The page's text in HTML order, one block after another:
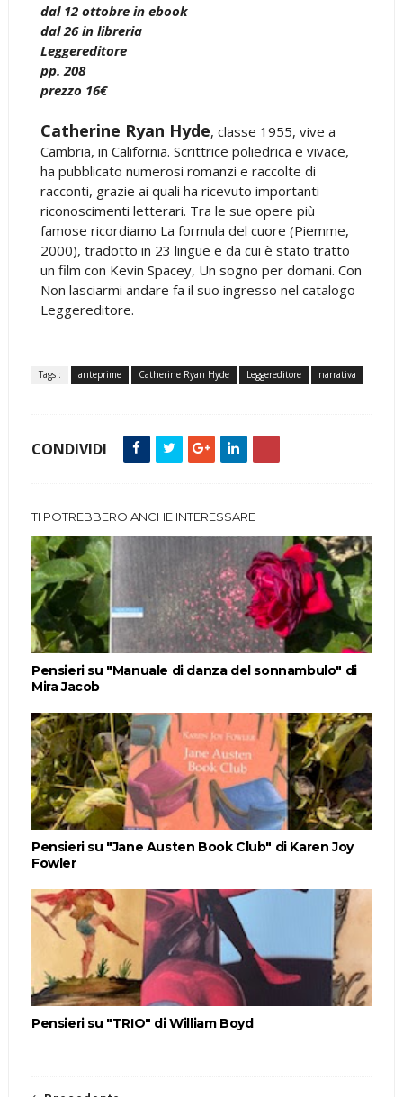
dal 12 ottobre in ebook
dal 26 in libreria
Leggereditore
pp. 208
prezzo 16€
Catherine Ryan Hyde, classe 1955, vive a
Cambria, in California. Scrittrice poliedrica e vivace,
ha pubblicato numerosi romanzi e raccolte di
racconti, grazie ai quali ha ricevuto importanti
riconoscimenti letterari. Tra le sue opere più
famose ricordiamo La formula del cuore (Piemme,
2000), tradotto in 23 lingue e da cui è stato tratto
un film con Kevin Spacey, Un sogno per domani. Con
Non lasciarmi andare fa il suo ingresso nel catalogo
Leggereditore.
Tags : anteprime Catherine Ryan Hyde Leggereditore narrativa
CONDIVIDI
TI POTREBBERO ANCHE INTERESSARE
Pensieri su "Manuale di danza del sonnambulo" di
Mira Jacob
Pensieri su "Jane Austen Book Club" di Karen Joy
Fowler
Pensieri su "TRIO" di William Boyd